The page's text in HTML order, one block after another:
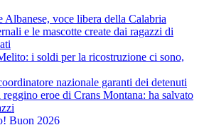
voce libera della Calabria
e le mascotte create dai ragazzi di
i soldi per la ricostruzione ci sono,
nazionale garanti dei detenuti
eroe di Crans Montana: ha salvato
Buon 2026